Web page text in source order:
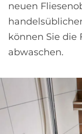
neuen
können Sie die
abwaschen.